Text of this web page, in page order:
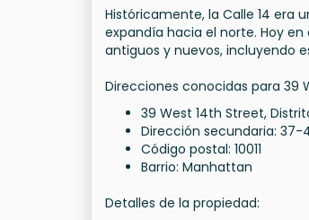
Históricamente, la Calle 14 era
expandía hacia el norte. Hoy
antiguos y nuevos, incluyendo
Direcciones conocidas para 39
39 West 14th Street,
Dirección secundaria: 37-
Código postal: 10011
Barrio: Manhattan
Detalles de la propiedad: